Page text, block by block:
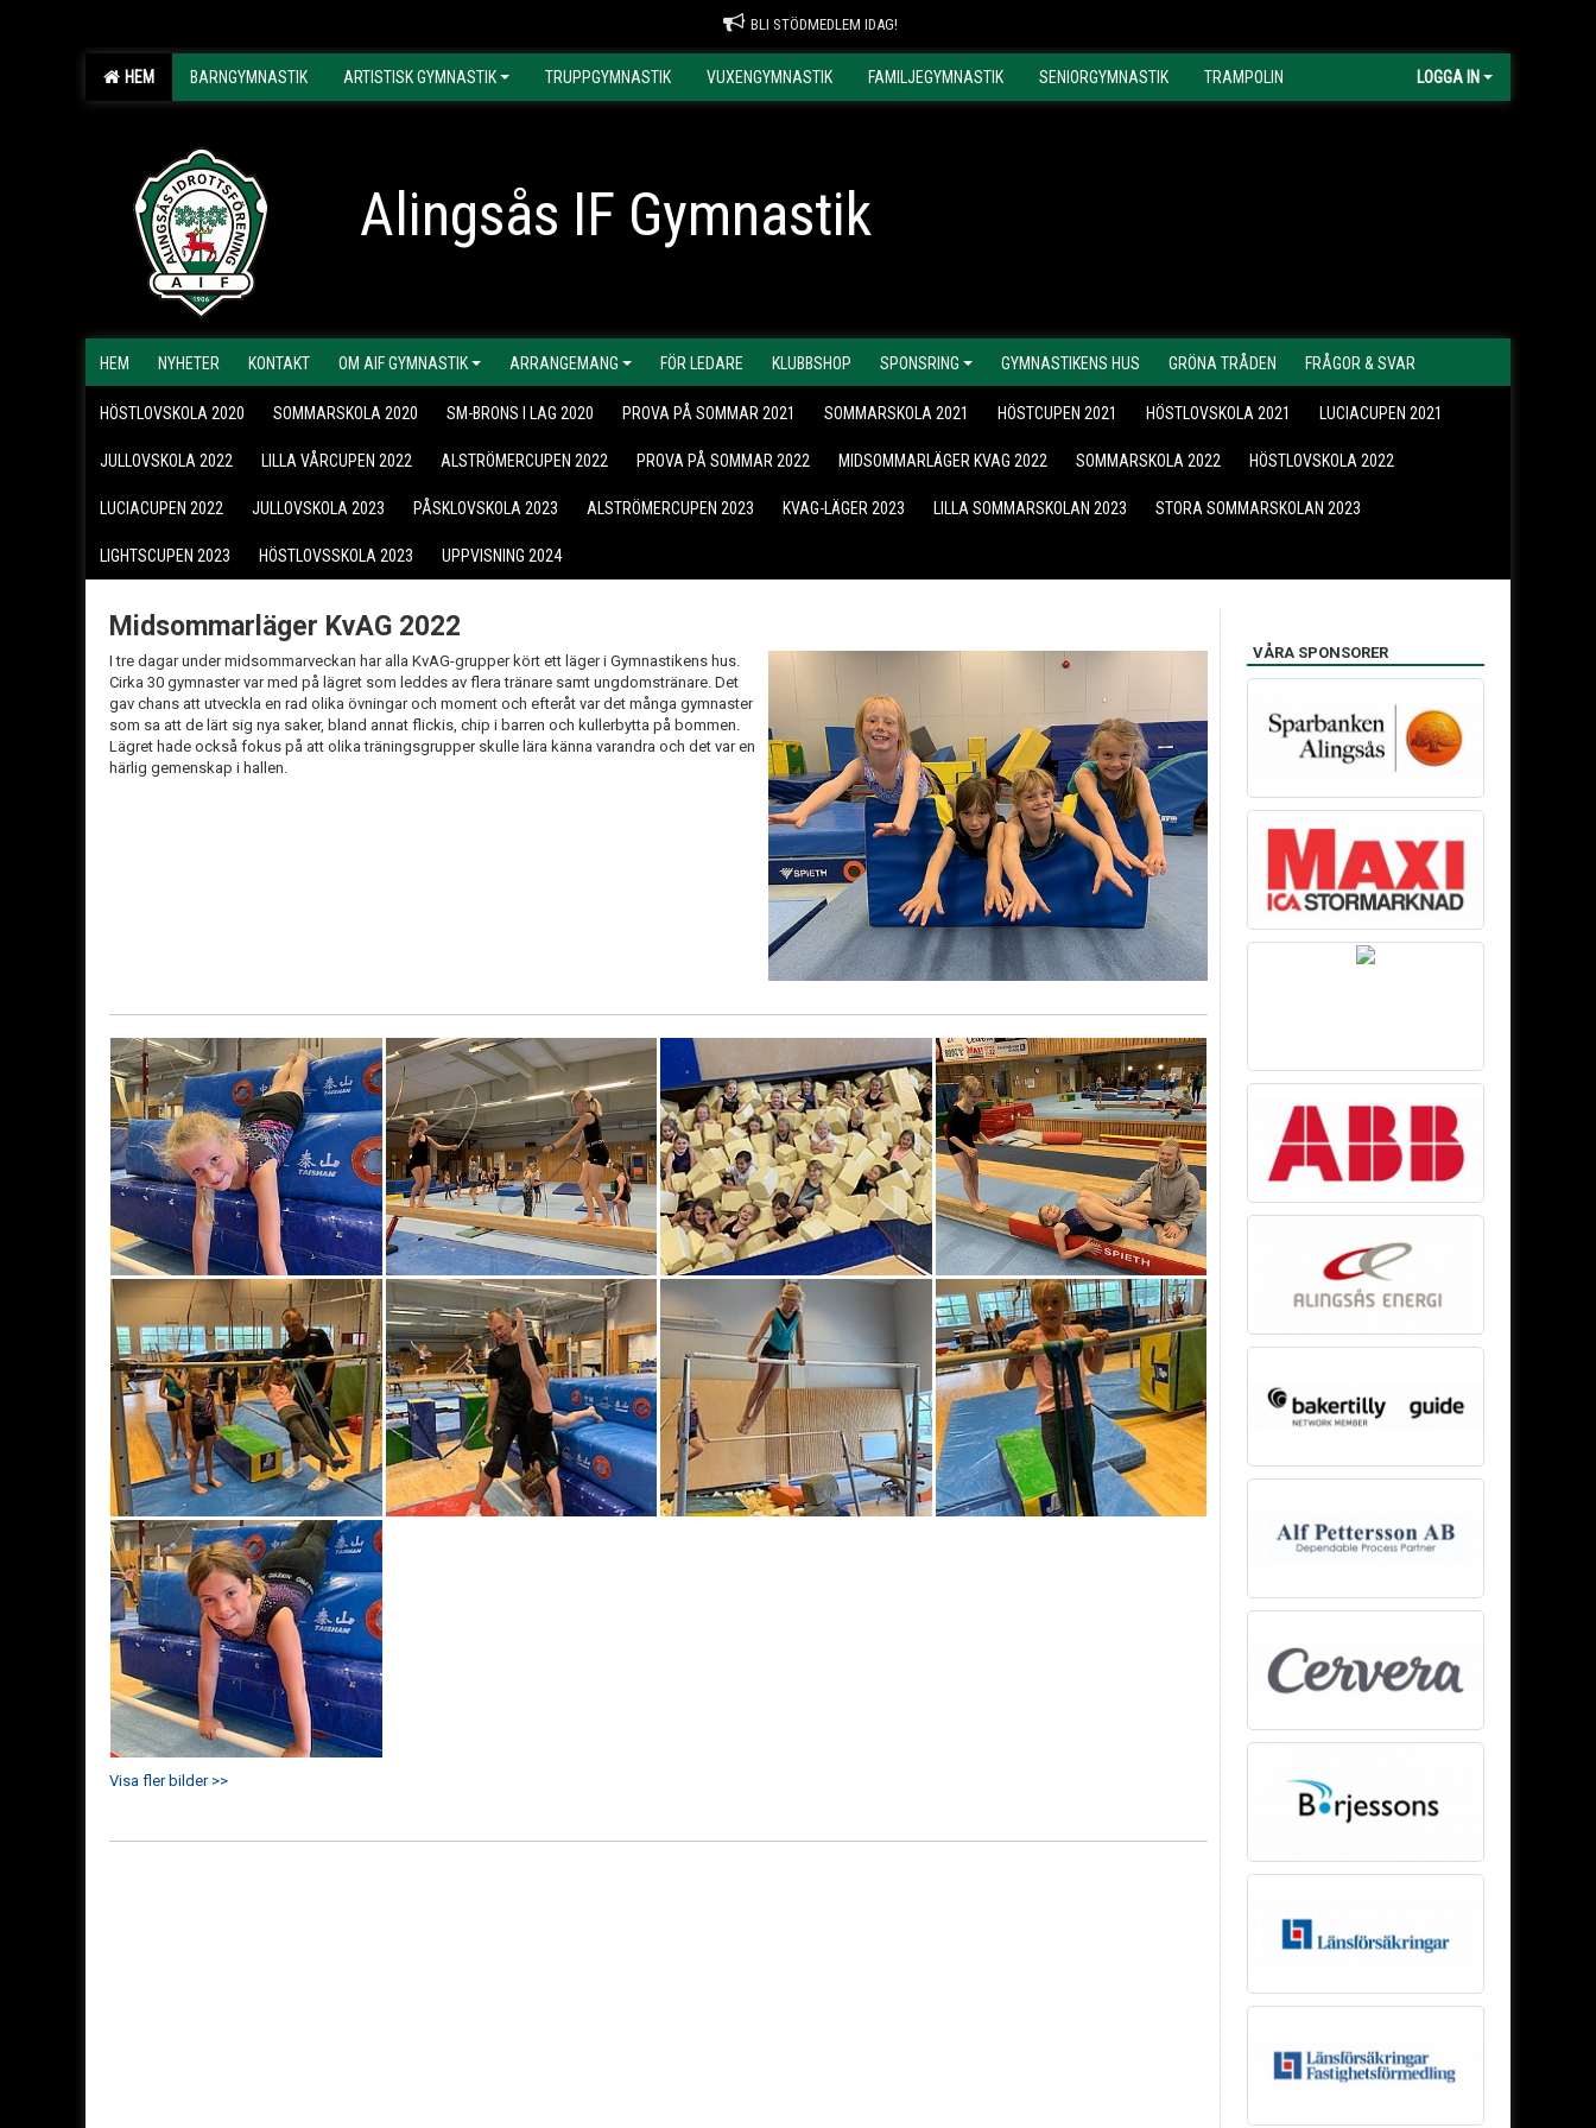
BLI STÖDMEDLEM IDAG!
HEM BARNGYMNASTIK ARTISTISK GYMNASTIK TRUPPGYMNASTIK VUXENGYMNASTIK FAMILJEGYMNASTIK SENIORGYMNASTIK TRAMPOLIN LOGGA IN
Alingsås IF Gymnastik
HEM NYHETER KONTAKT OM AIF GYMNASTIK ARRANGEMANG FÖR LEDARE KLUBBSHOP SPONSRING GYMNASTIKENS HUS GRÖNA TRÅDEN FRÅGOR & SVAR
HÖSTLOVSKOLA 2020 SOMMARSKOLA 2020 SM-BRONS I LAG 2020 PROVA PÅ SOMMAR 2021 SOMMARSKOLA 2021 HÖSTCUPEN 2021 HÖSTLOVSKOLA 2021 LUCIACUPEN 2021
JULLOVSKOLA 2022 LILLA VÅRCUPEN 2022 ALSTRÖMERCUPEN 2022 PROVA PÅ SOMMAR 2022 MIDSOMMARLÄGER KVAG 2022 SOMMARSKOLA 2022 HÖSTLOVSKOLA 2022
LUCIACUPEN 2022 JULLOVSKOLA 2023 PÅSKLOVSKOLA 2023 ALSTRÖMERCUPEN 2023 KVAG-LÄGER 2023 LILLA SOMMARSKOLAN 2023 STORA SOMMARSKOLAN 2023
LIGHTSCUPEN 2023 HÖSTLOVSSKOLA 2023 UPPVISNING 2024
Midsommarläger KvAG 2022
I tre dagar under midsommarveckan har alla KvAG-grupper kört ett läger i Gymnastikens hus.
Cirka 30 gymnaster var med på lägret som leddes av flera tränare samt ungdomstränare. Det
gav chans att utveckla en rad olika övningar och moment och efteråt var det många gymnaster
som sa att de lärt sig nya saker, bland annat flickis, chip i barren och kullerbytta på bommen.
Lägret hade också fokus på att olika träningsgrupper skulle lära känna varandra och det var en
härlig gemenskap i hallen.
Visa fler bilder >>
VÅRA SPONSORER